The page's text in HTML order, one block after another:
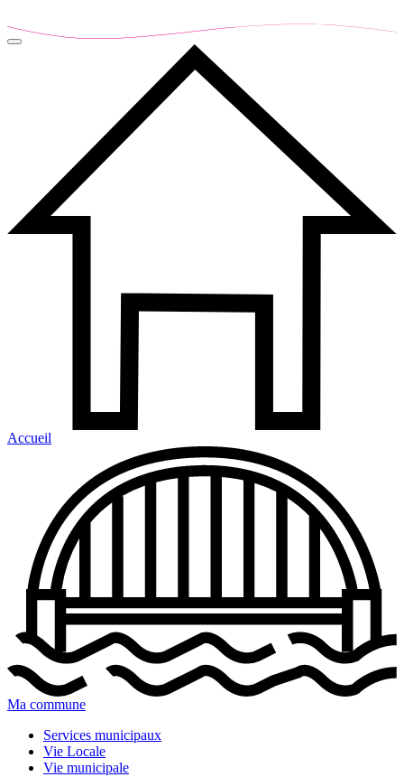
Accueil
Ma commune
Services municipaux
Vie Locale
Vie municipale